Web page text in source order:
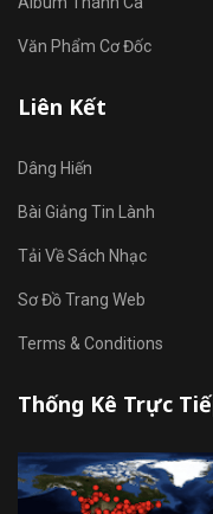
Văn Phẩm Cơ Đốc
Liên Kết
Dâng Hiến
Bài Giảng Tin Lành
Tải Về Sách Nhạc
Sơ Đồ Trang Web
Terms & Conditions
Thống Kê Trực